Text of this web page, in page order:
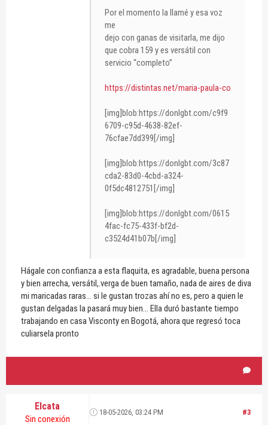
Por el momento la llamé y esa voz
me
dejo con ganas de visitarla, me dijo
que cobra 159 y es versátil con
servicio “completo”
https://distintas.net/maria-paula-co
[img]blob:https://donlgbt.com/c9f9
6709-c95d-4638-82ef-
76cfae7dd399[/img]
[img]blob:https://donlgbt.com/3c87
cda2-83d0-4cbd-a324-
0f5dc4812751[/img]
[img]blob:https://donlgbt.com/0615
4fac-fc75-433f-bf2d-
c3524d41b07b[/img]
Hágale con confianza a esta flaquita, es agradable, buena persona
y bien arrecha, versátil,.verga de buen tamaño, nada de aires de diva
mi maricadas raras... si le gustan trozas ahí no es, pero a quien le
gustan delgadas la pasará muy bien... Ella duró bastante tiempo
trabajando en casa Visconty en Bogotá, ahora que regresó toca
culiarsela pronto
Elcata
Sin conexión
#3
18-05-2026, 03:24 PM